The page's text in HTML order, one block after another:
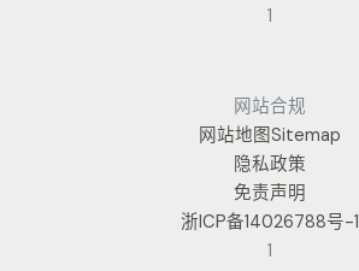
1
网站合规
网站地图Sitemap
隐私政策
免责声明
浙ICP备14026788号-1
1